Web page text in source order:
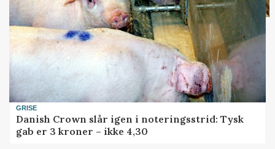
GRISE
Danish Crown slår igen i noteringsstrid: Tysk
gab er 3 kroner – ikke 4,30